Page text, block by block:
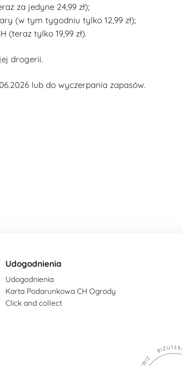
za jedyne 24,99 zł);
(w tym tygodniu tylko 12,99 zł);
(teraz tylko 19,99 zł).
drogerii.
lub do wyczerpania zapasów.
Udogodnienia
Udogodnienia
Karta Podarunkowa CH Ogrody
Click and collect